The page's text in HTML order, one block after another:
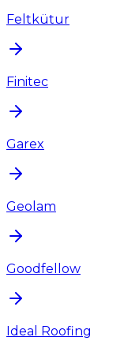
Feltkütur
Finitec
Garex
Geolam
Goodfellow
Ideal Roofing